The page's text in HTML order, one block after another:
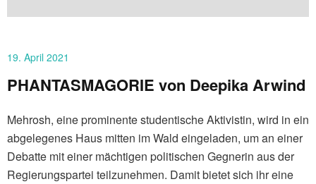
19. April 2021
PHANTASMAGORIE von Deepika Arwind
Mehrosh, eine prominente studentische Aktivistin, wird in ein
abgelegenes Haus mitten im Wald eingeladen, um an einer
Debatte mit einer mächtigen politischen Gegnerin aus der
Regierungspartei teilzunehmen. Damit bietet sich ihr eine